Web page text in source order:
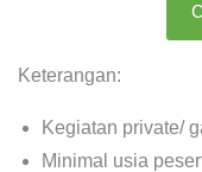
Keterangan:
Kegiatan private/
Minimal usia